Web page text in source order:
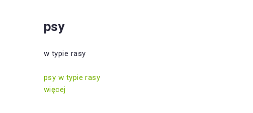
psy
w typie rasy
psy w typie rasy
więcej